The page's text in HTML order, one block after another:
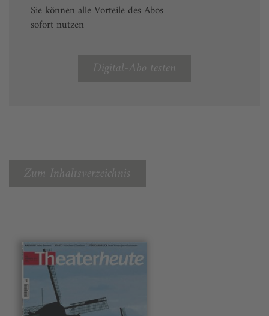
Sie können alle Vorteile des Abos
sofort nutzen
Digital-Abo testen
Zum Inhaltsverzeichnis